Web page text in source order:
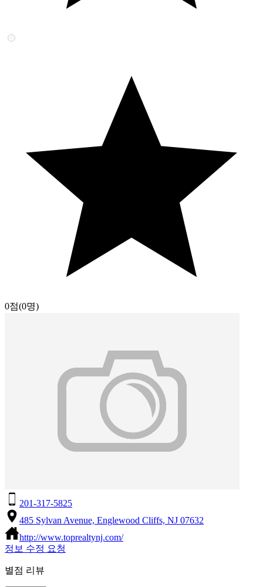
0점(0명)
201-317-5825
485 Sylvan Avenue, Englewood Cliffs, NJ 07632
http://www.toprealtynj.com/
정보 수정 요청
별점 리뷰